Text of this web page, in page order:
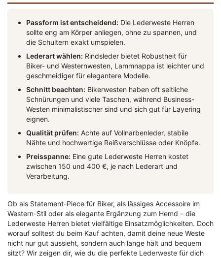
Passform ist entscheidend: Die Lederweste Herren
sollte eng am Körper anliegen, ohne zu spannen, und
die Schultern exakt umspielen.
Lederart wählen: Rindsleder bietet Robustheit für
Biker- und Westernwesten, Lammnappa ist leichter und
geschmeidiger für elegantere Modelle.
Schnitt beachten: Bikerwesten haben oft seitliche
Schnürungen und viele Taschen, während Business-
Westen minimalistischer sind und sich gut für Layering
eignen.
Qualität prüfen: Achte auf Vollnarbenleder, stabile
Nähte und hochwertige Reißverschlüsse oder Knöpfe.
Preisspanne: Eine gute Lederweste Herren kostet
zwischen 150 und 400 €, je nach Lederart und
Verarbeitung.
Ob als Statement-Piece für Biker, als lässiges Accessoire im
Western-Stil oder als elegante Ergänzung zum Hemd – die
Lederweste Herren bietet vielfältige Einsatzmöglichkeiten. Doch
worauf solltest du beim Kauf achten, damit deine neue Weste
nicht nur gut aussieht, sondern auch lange hält und bequem
sitzt? Wir zeigen dir, wie du die perfekte Lederweste für dich